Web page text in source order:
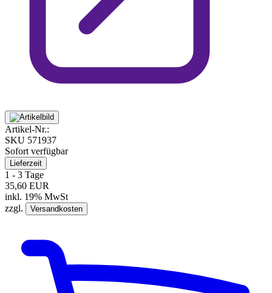
Artikel-Nr.:
SKU 571937
Sofort verfügbar
Lieferzeit
1 - 3 Tage
35,60 EUR
inkl. 19% MwSt
zzgl.
Versandkosten